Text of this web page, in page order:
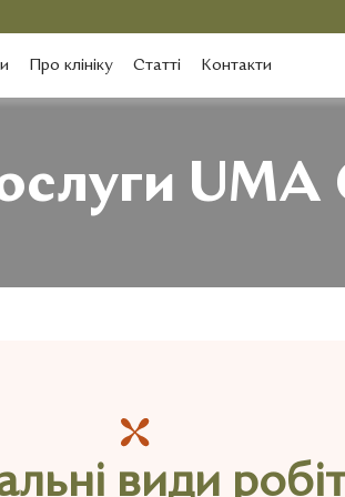
Про клініку Статті Контакти
UMA
види